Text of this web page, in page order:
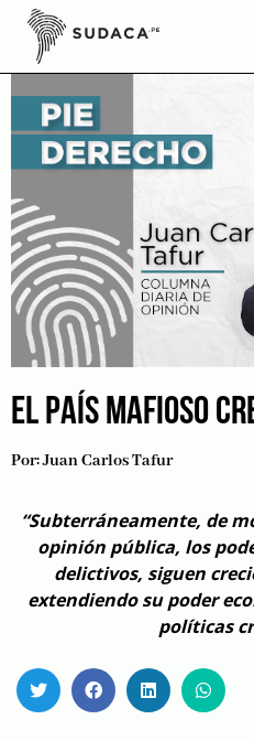
Skip
content
EL PAÍS MAFIOSO
Por:Juan Carlos Tafur
“Subterráneamente, de
opinión pública, los
delictivos, siguen
extendiendo su poder
políticas